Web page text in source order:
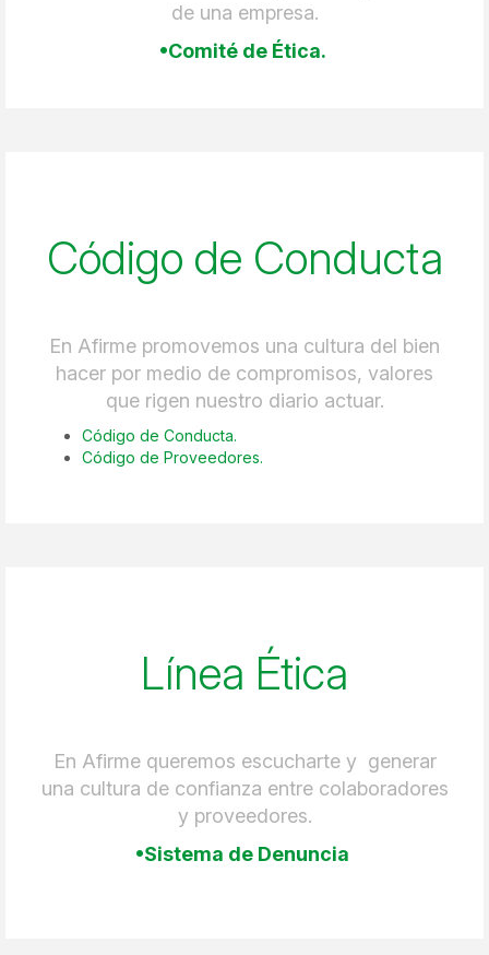
de una empresa.
•Comité de Ética.
Código de Conducta
En Afirme promovemos una cultura del bien
hacer por medio de compromisos, valores
que rigen nuestro diario actuar.
Código de Conducta.
Código de Proveedores.
Línea Ética
En Afirme queremos escucharte y generar
una cultura de confianza entre colaboradores
y proveedores.
•Sistema de Denuncia